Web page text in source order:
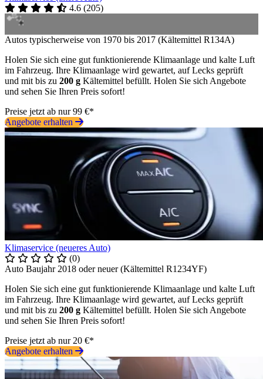
4.6 (205)
Autos typischerweise von 1970 bis 2017 (Kältemittel R134A)
Holen Sie sich eine gut funktionierende Klimaanlage und kalte Luft
im Fahrzeug. Ihre Klimaanlage wird gewartet, auf Lecks geprüft
und mit bis zu 200 g Kältemittel befüllt. Holen Sie sich Angebote
und sehen Sie Ihren Preis sofort!
Preise jetzt ab nur 99 €*
Angebote erhalten
Klimaservice (neueres Auto)
(0)
Auto Baujahr 2018 oder neuer (Kältemittel R1234YF)
Holen Sie sich eine gut funktionierende Klimaanlage und kalte Luft
im Fahrzeug. Ihre Klimaanlage wird gewartet, auf Lecks geprüft
und mit bis zu 200 g Kältemittel befüllt. Holen Sie sich Angebote
und sehen Sie Ihren Preis sofort!
Preise jetzt ab nur 20 €*
Angebote erhalten